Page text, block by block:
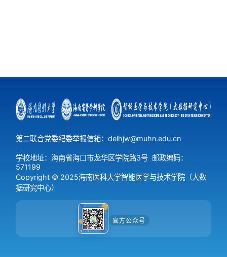
第二联合党委纪委举报信箱：delhjw@muhn.edu.cn
学校地址：海南省海口市龙华区学院路3号 邮政编码：
571199
Copyright © 2025海南医科大学智能医学与技术学院（大数
据研究中心）
官方公众号